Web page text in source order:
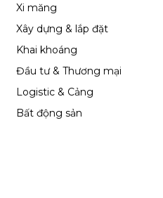
Xi măng
Xây dựng & lắp đặt
Khai khoáng
Đầu tư & Thương mại
Logistic & Cảng
Bất động sản